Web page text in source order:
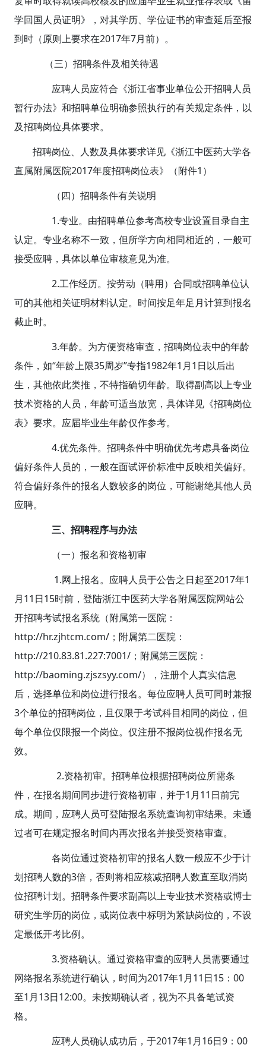
学回国人员证明》，对其学历、学位证书的审查延后至报
到时（原则上要求在2017年7月前）。
（三）招聘条件及相关待遇
应聘人员应符合《浙江省事业单位公开招聘人员
暂行办法》和招聘单位明确参照执行的有关规定条件，以
及招聘岗位具体要求。
招聘岗位、人数及具体要求详见《浙江中医药大学各
直属附属医院2017年度招聘岗位表》（附件1）
（四）招聘条件有关说明
1.专业。由招聘单位参考高校专业设置目录自主
认定。专业名称不一致，但所学方向相同相近的，一般可
接受应聘，具体以单位审核意见为准。
2.工作经历。按劳动（聘用）合同或招聘单位认
可的其他相关证明材料认定。时间按足年足月计算到报名
截止时。
3.年龄。为方便资格审查，招聘岗位表中的年龄
条件，如“年龄上限35周岁”专指1982年1月1日以后出
生，其他依此类推，不特指确切年龄。取得副高以上专业
技术资格的人员，年龄可适当放宽，具体详见《招聘岗位
表》要求。应届毕业生年龄仅作参考。
4.优先条件。招聘条件中明确优先考虑具备岗位
偏好条件人员的，一般在面试评价标准中反映相关偏好。
符合偏好条件的报名人数较多的岗位，可能谢绝其他人员
应聘。
三、招聘程序与办法
（一）报名和资格初审
1.网上报名。应聘人员于公告之日起至2017年1
月11日15时前，登陆浙江中医药大学各附属医院网站公
开招聘考试报名系统（附属第一医院：
http://hr.zjhtcm.com/；附属第二医院：
http://210.83.81.227:7001/；附属第三医院：
http://baoming.zjszsyy.com/），注册个人真实信息
后，选择单位和岗位进行报名。每位应聘人员可同时兼报
3个单位的招聘岗位，且仅限于考试科目相同的岗位，但
每个单位仅限报一个岗位。仅注册不报岗位视作报名无
效。
2.资格初审。招聘单位根据招聘岗位所需条
件，在报名期间同步进行资格初审，并于1月11日前完
成。期间，应聘人员可登陆报名系统查询初审结果。未通
过者可在规定报名时间内再次报名并接受资格审查。
各岗位通过资格初审的报名人数一般应不少于计
划招聘人数的3倍，否则将相应核减招聘人数直至取消岗
位招聘计划。招聘条件要求副高以上专业技术资格或博士
研究生学历的岗位，或岗位表中标明为紧缺岗位的，不设
定最低开考比例。
3.资格确认。通过资格审查的应聘人员需要通过
网络报名系统进行确认，时间为2017年1月11日15：00
至1月13日12:00。未按期确认者，视为不具备笔试资
格。
应聘人员确认成功后，于2017年1月16日9：00